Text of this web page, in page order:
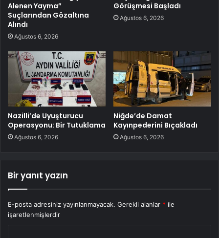
Alenen Yayma”
Suçlarından Gözaltına
Alındı
Ağustos 6, 2026
Görüşmesi Başladı
Ağustos 6, 2026
Nazilli’de Uyuşturucu
Operasyonu: Bir Tutuklama
Ağustos 6, 2026
Niğde’de Damat
Kayınpederini Bıçakladı
Ağustos 6, 2026
Bir yanıt yazın
E-posta adresiniz yayınlanmayacak. Gerekli alanlar * ile
işaretlenmişlerdir